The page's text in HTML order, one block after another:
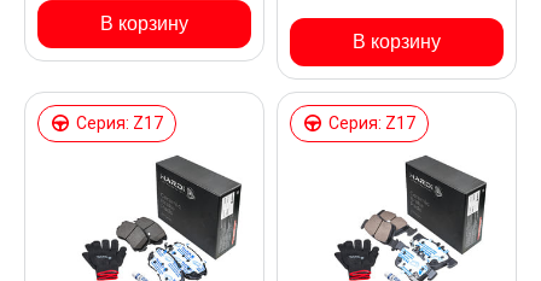
В корзину
В корзину
Серия: Z17 Серия: Z17